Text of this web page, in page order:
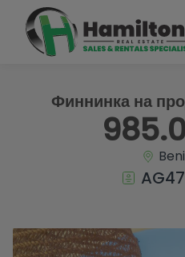
Финнинка на
1 / 39